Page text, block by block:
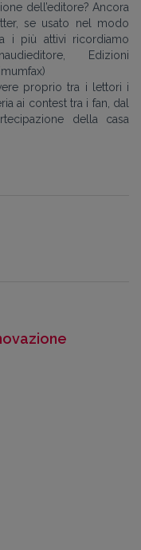
dell’editore? Ancora
se usato nel modo
i più attivi ricordiamo
Edizioni
proprio tra i lettori i
ai contest tra i fan, dal
della casa